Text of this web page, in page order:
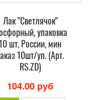
Лак "Светлячок"
упаковка
шт, России, мин
10шт/уп. (Арт.
RS.ZD)
104.00 руб